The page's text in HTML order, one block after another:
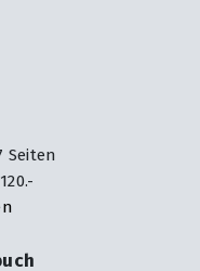
Seiten